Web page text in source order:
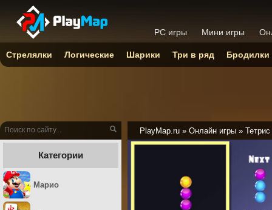
PlayMap.ru » Онлайн игры » Тетрис
Категории
Марио
PC игры Мини игры
Стрелялки Логические Шарики Три в ряд Бродилки